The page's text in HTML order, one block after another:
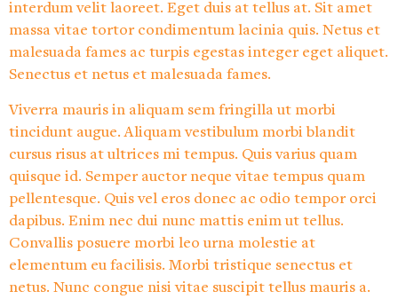
interdum velit laoreet. Eget duis at tellus at. Sit amet
massa vitae tortor condimentum lacinia quis. Netus et
malesuada fames ac turpis egestas integer eget aliquet.
Senectus et netus et malesuada fames.
Viverra mauris in aliquam sem fringilla ut morbi
tincidunt augue. Aliquam vestibulum morbi blandit
cursus risus at ultrices mi tempus. Quis varius quam
quisque id. Semper auctor neque vitae tempus quam
pellentesque. Quis vel eros donec ac odio tempor orci
dapibus. Enim nec dui nunc mattis enim ut tellus.
Convallis posuere morbi leo urna molestie at
elementum eu facilisis. Morbi tristique senectus et
netus. Nunc congue nisi vitae suscipit tellus mauris a.